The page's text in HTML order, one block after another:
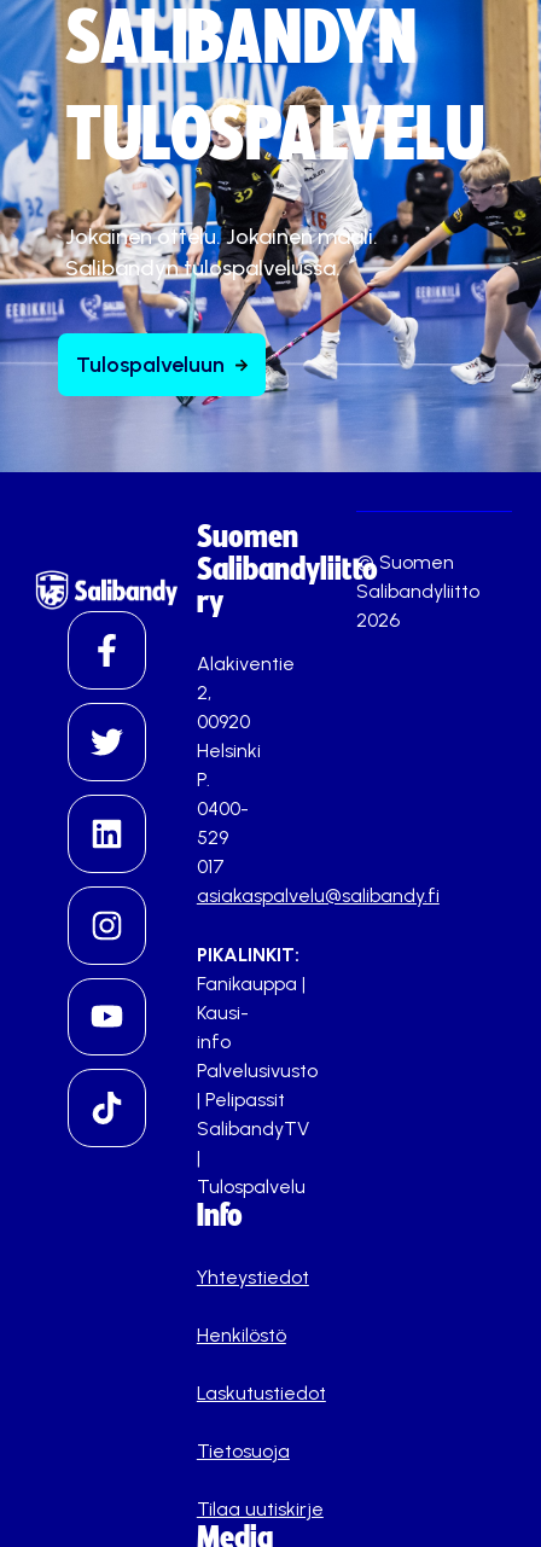
SALIBANDYN
TULOSPALVELU
Jokainen ottelu. Jokainen maali.
Salibandyn tulospalvelussa.
Tulospalveluun
Suomen
Salibandyliitto
ry
Alakiventie
2,
00920
Helsinki
P.
0400-
529
017
asiakaspalvelu@salibandy.fi
PIKALINKIT:
Fanikauppa |
Kausi-
info
Palvelusivusto
| Pelipassit
SalibandyTV
|
Tulospalvelu
Info
Yhteystiedot
Henkilöstö
Laskutustiedot
Tietosuoja
Tilaa uutiskirje
Media
© Suomen
Salibandyliitto
2026